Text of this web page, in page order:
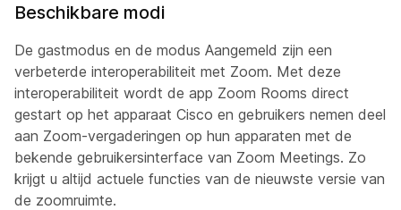
Beschikbare modi
De gastmodus en de modus Aangemeld zijn een
verbeterde interoperabiliteit met Zoom. Met deze
interoperabiliteit wordt de app Zoom Rooms direct
gestart op het apparaat Cisco en gebruikers nemen deel
aan Zoom-vergaderingen op hun apparaten met de
bekende gebruikersinterface van Zoom Meetings. Zo
krijgt u altijd actuele functies van de nieuwste versie van
de zoomruimte.